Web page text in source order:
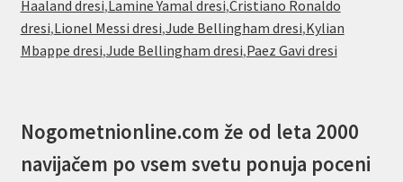
Haaland dresi,Lamine Yamal dresi,Cristiano Ronaldo
dresi,Lionel Messi dresi,Jude Bellingham dresi,Kylian
Mbappe dresi,Jude Bellingham dresi,Paez Gavi dresi
Nogometnionline.com že od leta 2000
navijačem po vsem svetu ponuja poceni